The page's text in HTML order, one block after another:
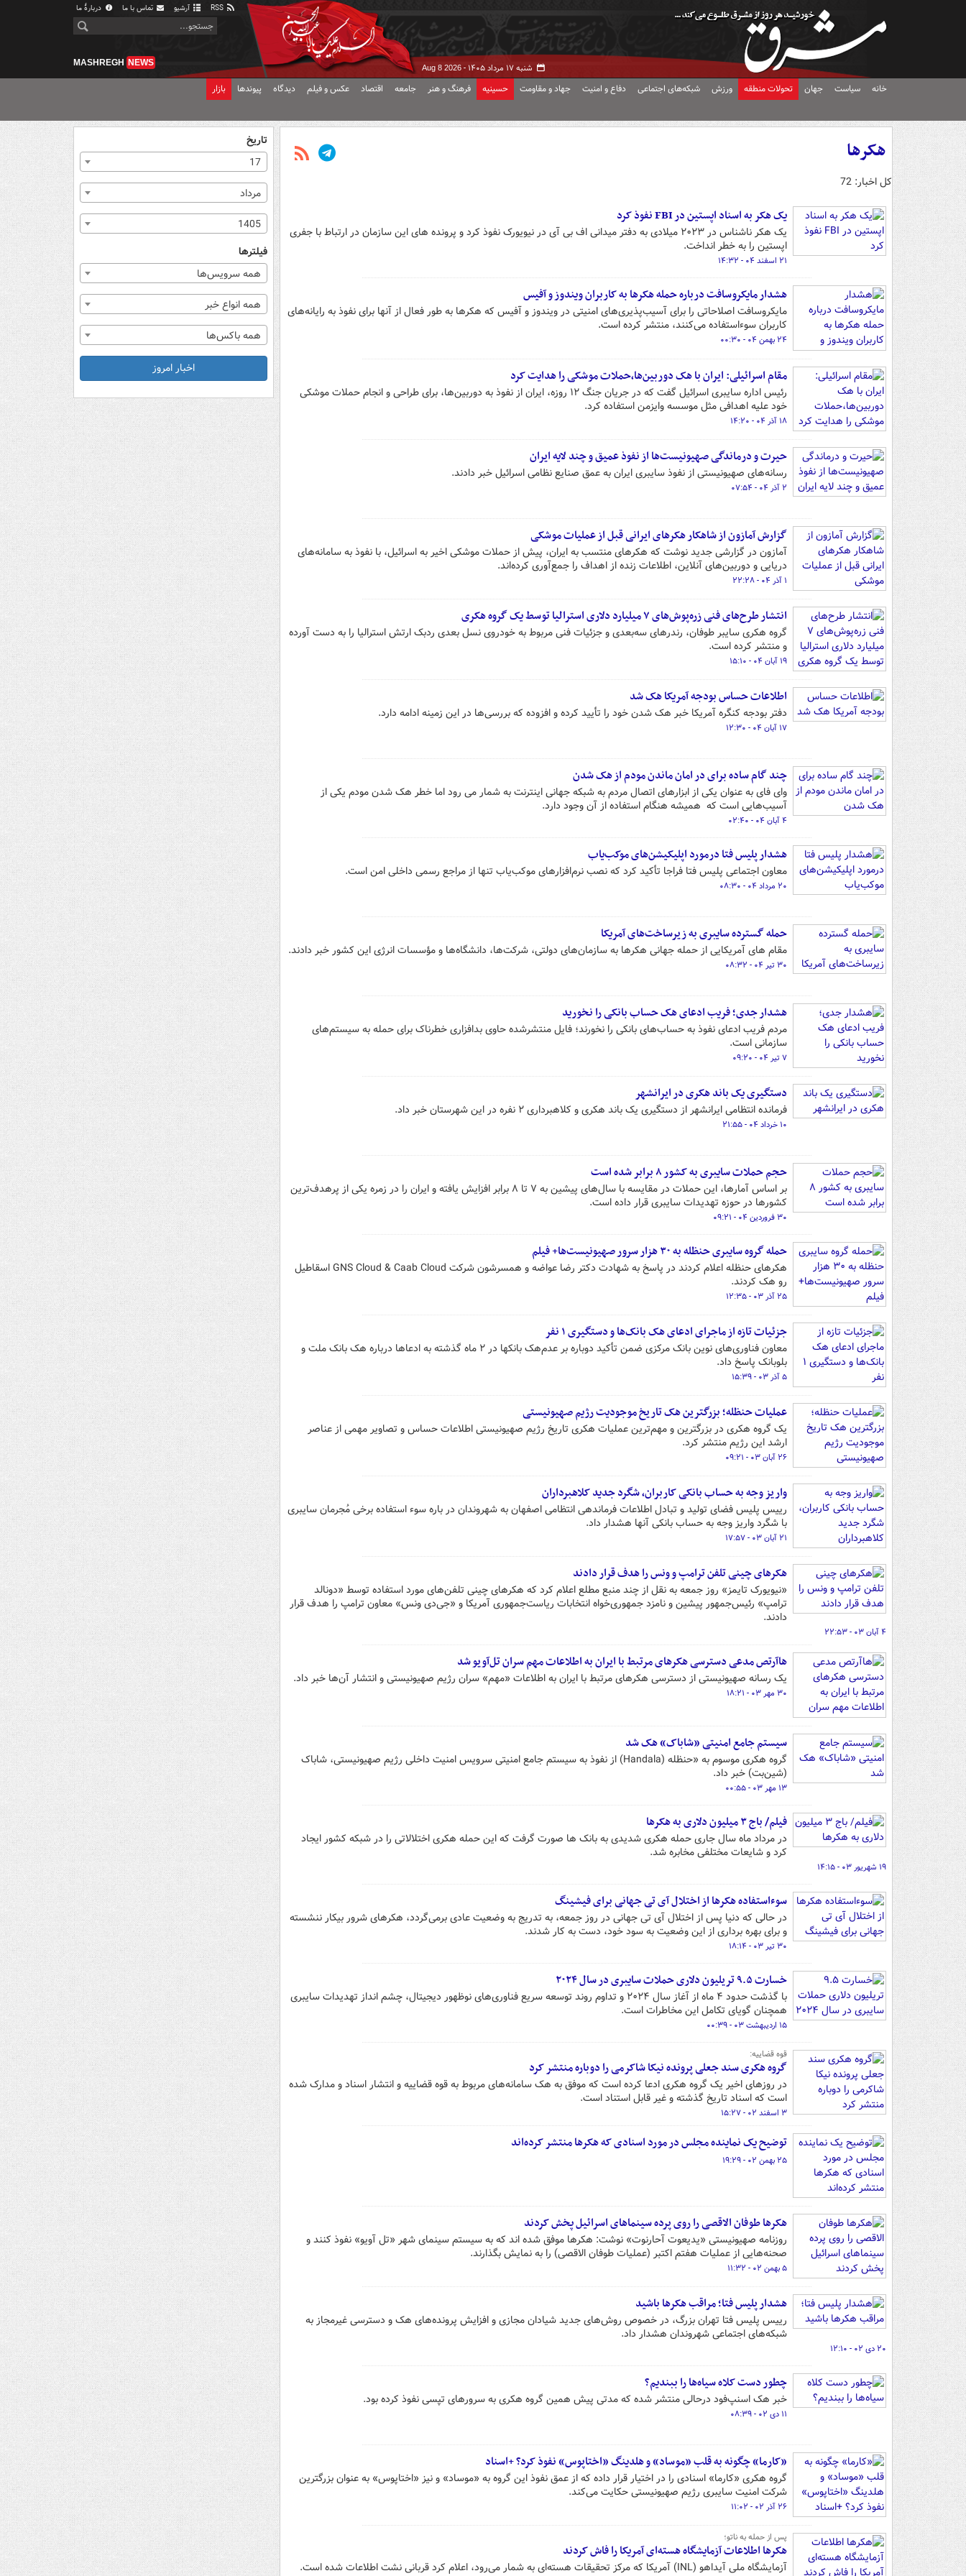
آرشیو تماس با ما دربارهٔ ما
شنبه ۱۷ مرداد ۱۴۰۵ - Aug 8 2026
MASHREGH NEWS
خانه سیاست جهان تحولات منطقه ورزش شبکه‌های اجتماعی دفاع و امنیت جهاد و مقاومت حسینیه فرهنگ و هنر جامعه اقتصاد عکس و فیلم دیدگاه پیوندها بازار
هکرها
کل اخبار: 72
یک هکر به اسناد اپستین در FBI نفوذ کرد
یک هکر ناشناس در ۲۰۲۳ میلادی به دفتر میدانی اف بی آی در نیویورک نفوذ کرد و پرونده های این سازمان در ارتباط با جفری
اپستین را به خطر انداخت.
۲۱ اسفند ۰۴ - ۱۴:۳۲
هشدار مایکروسافت درباره حمله هکرها به کاربران ویندوز و آفیس
مایکروسافت اصلاحاتی را برای آسیب‌پذیری‌های امنیتی در ویندوز و آفیس که هکرها به طور فعال از آنها برای نفوذ به رایانه‌های
کاربران سوءاستفاده می‌کنند، منتشر کرده است.
۲۴ بهمن ۰۴ - ۰۰:۳۰
مقام اسرائیلی: ایران با هک دوربین‌ها،حملات موشکی را هدایت کرد
رئیس اداره سایبری اسرائیل گفت که در جریان جنگ ۱۲ روزه، ایران از نفوذ به دوربین‌ها، برای طراحی و انجام حملات موشکی
خود علیه اهدافی مثل موسسه وایزمن استفاده‌ کرد.
۱۸ آذر ۰۴ - ۱۴:۲۰
حیرت و درماندگی صهیونیست‌ها از نفوذ عمیق و چند لایه ایران
رسانه‌های صهیونیستی از نفوذ سایبری ایران به عمق صنایع نظامی اسرائیل خبر دادند.
۲ آذر ۰۴ - ۰۷:۵۴
گزارش آمازون از شاهکار هکرهای ایرانی قبل از عملیات موشکی
آمازون در گزارشی جدید نوشت که هکرهای منتسب به ایران، پیش از حملات موشکی اخیر به اسرائیل، با نفوذ به سامانه‌های
دریایی و دوربین‌های آنلاین، اطلاعات زنده از اهداف را جمع‌آوری کرده‌اند.
۱ آذر ۰۴ - ۲۲:۲۸
انتشار طرح‌های فنی زره‌پوش‌های ۷ میلیارد دلاری استرالیا توسط یک گروه هکری
گروه هکری سایبر طوفان، رندرهای سه‌بعدی و جزئیات فنی مربوط به خودروی نسل بعدی ردبک ارتش استرالیا را به دست آورده
و منتشر کرده است.
۱۹ آبان ۰۴ - ۱۵:۱۰
اطلاعات حساس بودجه‌ آمریکا هک شد
دفتر بودجه کنگره آمریکا خبر هک شدن خود را تأیید کرده و افزوده که بررسی‌ها در این زمینه ادامه دارد.
۱۷ آبان ۰۴ - ۱۲:۳۰
چند گام ساده برای در امان ماندن مودم از هک شدن
وای فای به عنوان یکی از ابزارهای اتصال مردم به شبکه جهانی اینترنت به شمار می رود اما خطر هک شدن مودم یکی از
آسیب‌هایی است که همیشه هنگام استفاده از آن وجود دارد.
۴ آبان ۰۴ - ۰۲:۴۰
هشدار پلیس فتا درمورد اپلیکیشن‌های موکب‌یاب
معاون اجتماعی پلیس فتا فراجا تأکید کرد که نصب نرم‌افزارهای موکب‌یاب تنها از مراجع رسمی داخلی امن است.
۲۰ مرداد ۰۴ - ۰۸:۳۰
حمله گسترده سایبری به زیرساخت‌های آمریکا
مقام های آمریکایی از حمله جهانی هکرها به سازمان‌های دولتی، شرکت‌ها، دانشگاه‌ها و مؤسسات انرژی این کشور خبر دادند.
۳۰ تیر ۰۴ - ۰۸:۳۲
هشدار جدی؛ فریب ادعای هک حساب بانکی را نخورید
مردم فریب ادعای نفوذ به حساب‌های بانکی را نخورند؛ فایل منتشرشده حاوی بدافزاری خطرناک برای حمله به سیستم‌های
سازمانی است.
۷ تیر ۰۴ - ۰۹:۲۰
دستگیری یک باند هکری در ایرانشهر
فرمانده انتظامی ایرانشهر از دستگیری یک باند هکری و کلاهبرداری ۲ نفره در این شهرستان خبر داد.
۱۰ خرداد ۰۴ - ۲۱:۵۵
حجم حملات سایبری به کشور ۸ برابر شده است
بر اساس آمارها، این حملات در مقایسه با سال‌های پیشین به ۷ تا ۸ برابر افزایش یافته و ایران را در زمره یکی از پرهدف‌ترین
کشورها در حوزه تهدیدات سایبری قرار داده است.
۳۰ فروردین ۰۴ - ۰۹:۲۱
حمله گروه سایبری حنظله به ۳۰ هزار سرور صهیونیست‌ها+ فیلم
هکرهای حنظله اعلام کردند در پاسخ به شهادت دکتر رضا عواضه و همسرشون شرکت GNS Cloud & Caab Cloud اسقاطیل
رو هک کردند.
۲۵ آذر ۰۳ - ۱۲:۳۵
جزئیات تازه از ماجرای ادعای هک بانک‌ها و دستگیری ۱ نفر
معاون فناوری‌های نوین بانک مرکزی ضمن تأکید دوباره بر عدم‌هک بانکها در ۲ ماه گذشته به ادعاها درباره هک بانک ملت و
بلوبانک پاسخ داد.
۵ آذر ۰۳ - ۱۵:۳۹
عملیات حنظله؛ بزرگترین هک تاریخ موجودیت رژیم صهیونیستی
یک گروه هکری در بزرگترین و مهم‌ترین عملیات هکری تاریخ رژیم صهیونیستی اطلاعات حساس و تصاویر مهمی از عناصر
ارشد این رژیم منتشر کرد.
۲۶ آبان ۰۳ - ۰۹:۲۱
واریز وجه به حساب‌ بانکی کاربران، شگرد جدید کلاهبرداران
رییس پلیس فضای تولید و تبادل اطلاعات فرماندهی انتظامی اصفهان به شهروندان در باره سوء استفاده برخی مُجرمان سایبری
با شگرد واریز وجه به حساب بانکی آنها هشدار داد.
۲۱ آبان ۰۳ - ۱۷:۵۷
هکرهای چینی تلفن ترامپ و ونس را هدف قرار دادند
«نیویورک تایمز» روز جمعه به نقل از چند منبع مطلع اعلام کرد که هکرهای چینی تلفن‌های مورد استفاده توسط «دونالد
ترامپ» رئیس‌جمهور پیشین و نامزد جمهوری‌خواه انتخابات ریاست‌جمهوری آمریکا و «جی‌دی ونس» معاون ترامپ را هدف قرار
دادند.
۴ آبان ۰۳ - ۲۲:۵۳
هاآرتص مدعی دسترسی هکرهای مرتبط با ایران به اطلاعات مهم سران تل‌آویو شد
یک رسانه صهیونیستی از دسترسی هکرهای مرتبط با ایران به اطلاعات «مهم» سران رژیم صهیونیستی و انتشار آن‌ها خبر داد.
۳۰ مهر ۰۳ - ۱۸:۲۱
سیستم جامع امنیتی «شاباک» هک شد
گروه هکری موسوم به «حنظله (Handala) از نفوذ به سیستم جامع امنیتی سرویس امنیت داخلی رژیم صهیونیستی، شاباک
(شین‌بت) خبر داد.
۱۳ مهر ۰۳ - ۰۰:۵۵
فیلم/ باج ۳ میلیون دلاری به هکرها
در مرداد ماه سال جاری حمله هکری شدیدی به بانک ها صورت گرفت که این حمله هکری اختلالاتی را در شبکه کشور ایجاد
کرد و شایعات مختلفی مخابره شد.
۱۹ شهریور ۰۳ - ۱۴:۱۵
سوءاستفاده هکرها از اختلال آی تی جهانی برای فیشینگ
در حالی که دنیا پس از اختلال آی تی جهانی در روز جمعه، به تدریج به وضعیت عادی برمی‌گردد، هکرهای شرور بیکار ننشسته
و برای بهره برداری از این وضعیت به سود خود، دست به کار شدند.
۳۰ تیر ۰۳ - ۱۸:۱۴
خسارت ۹.۵ تریلیون دلاری حملات سایبری در سال ۲۰۲۴
با گذشت حدود ۴ ماه از آغاز سال ۲۰۲۴ و تداوم روند توسعه سریع فناوری‌های نوظهور دیجیتال، چشم انداز تهدیدات سایبری
همچنان گویای تکامل این مخاطرات است.
۱۵ اردیبهشت ۰۳ - ۰۰:۳۹
قوه قضاییه:
گروه هکری سند جعلی پرونده نیکا شاکرمی را دوباره منتشر کرد
در روزهای اخیر یک گروه هکری ادعا کرده است که موفق به هک سامانه‌های مربوط به قوه قضاییه و انتشار اسناد و مدارک شده
است که اسناد تاریخ گذشته و غیر قابل استناد است.
۳ اسفند ۰۲ - ۱۵:۲۷
توضیح یک نماینده مجلس در مورد اسنادی که هکرها منتشر کرده‌اند
۲۵ بهمن ۰۲ - ۱۹:۲۹
هکرها طوفان الاقصی را روی پرده سینماهای اسرائیل پخش کردند
روزنامه صهیونیستی «یدیعوت آحارنوت» نوشت: هکرها موفق شده اند که به سیستم سینمای شهر «تل آویو» نفوذ کنند و
صحنه‌هایی از عملیات هفتم اکتبر (عملیات طوفان الاقصی) را به نمایش بگذارند.
۵ بهمن ۰۲ - ۱۱:۳۲
هشدار پلیس فتا؛ مراقب هکرها باشید
رییس پلیس فتا تهران بزرگ، در خصوص روش‌های جدید شیادان مجازی و افزایش پرونده‌های هک و دسترسی غیرمجاز به
شبکه‌های اجتماعی شهروندان هشدار داد.
۲۰ دی ۰۲ - ۱۲:۱۰
چطور دست کلاه سیاه‌ها را ببندیم؟
خبر هک اسنپ‌فود درحالی منتشر شده که مدتی پیش همین گروه هکری به سرورهای تپسی نفوذ کرده بود.
۱۱ دی ۰۲ - ۰۸:۳۹
«کارما» چگونه به قلب «موساد» و هلدینگ «اختاپوس» نفوذ کرد؟ +اسناد
گروه هکری «کارما» اسنادی را در اختیار قرار داده که از عمق نفوذ این گروه به «موساد» و نیز «اختاپوس» به عنوان بزرگترین
شرکت امنیت سایبری رژیم صهیونیستی حکایت می‌کند.
۲۶ آذر ۰۲ - ۱۱:۰۲
پس از حمله به ناتو؛
هکرها اطلاعات آزمایشگاه هسته‌ای آمریکا را فاش کردند
آزمایشگاه ملی آیداهو (INL) آمریکا که مرکز تحقیقات هسته‌ای به شمار می‌رود، اعلام کرد قربانی نشت اطلاعات شده است.
تاریخ
17
مرداد
1405
فیلترها
همه سرویس‌ها
همه انواع خبر
همه باکس‌ها
اخبار امروز